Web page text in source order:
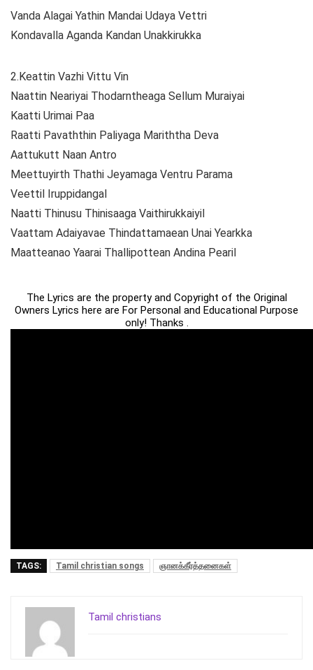
Vanda Alagai Yathin Mandai Udaya Vettri
Kondavalla Aganda Kandan Unakkirukka
2.Keattin Vazhi Vittu Vin
Naattin Neariyai Thodarntheaga Sellum Muraiyai
Kaatti Urimai Paa
Raatti Pavaththin Paliyaga Mariththa Deva
Aattukutt Naan Antro
Meettuyirth Thathi Jeyamaga Ventru Parama
Veettil Iruppidangal
Naatti Thinusu Thinisaaga Vaithirukkaiyil
Vaattam Adaiyavae Thindattamaean Unai Yearkka
Maatteanao Yaarai Thallipottean Andina Pearil
The Lyrics are the property and Copyright of the Original
Owners Lyrics here are For Personal and Educational Purpose
only! Thanks .
TAGS: Tamil christian songs ஞானக்கீர்த்தனைகள்
Tamil christians